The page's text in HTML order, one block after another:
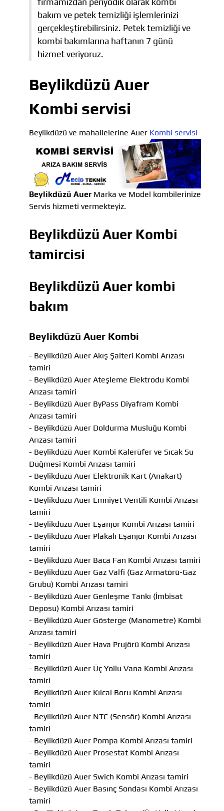
bakım ve petek temizliği işlemlerinizi
gerçekleştirebilirsiniz. Petek temizliği ve
kombi bakımlarına haftanın 7 günü
hizmet veriyoruz.
Beylikdüzü Auer
Kombi servisi
Beylikdüzü ve mahallelerine Auer Kombi servisi
Beylikdüzü AuerMarka ve Model kombilerinize
Servis hizmeti vermekteyiz.
Beylikdüzü Auer Kombi
tamircisi
Beylikdüzü Auer kombi
bakım
Beylikdüzü Auer Kombi
- Beylikdüzü Auer Akış Şalteri Kombi Arızası
tamiri
- Beylikdüzü Auer Ateşleme Elektrodu Kombi
Arızası tamiri
- Beylikdüzü Auer ByPass Diyafram Kombi
Arızası tamiri
- Beylikdüzü Auer Doldurma Musluğu Kombi
Arızası tamiri
- Beylikdüzü Auer Kombi Kalerüfer ve Sıcak Su
Düğmesi Kombi Arızası tamiri
- Beylikdüzü Auer Elektronik Kart (Anakart)
Kombi Arızası tamiri
- Beylikdüzü Auer Emniyet Ventili Kombi Arızası
tamiri
- Beylikdüzü Auer Eşanjör Kombi Arızası tamiri
- Beylikdüzü Auer Plakalı Eşanjör Kombi Arızası
tamiri
- Beylikdüzü Auer Baca Fan Kombi Arızası tamiri
- Beylikdüzü Auer Gaz Valfi (Gaz Armatörü-Gaz
Grubu) Kombi Arızası tamiri
- Beylikdüzü Auer Genleşme Tankı (İmbisat
Deposu) Kombi Arızası tamiri
- Beylikdüzü Auer Gösterge (Manometre) Kombi
Arızası tamiri
- Beylikdüzü Auer Hava Prujörü Kombi Arızası
tamiri
- Beylikdüzü Auer Üç Yollu Vana Kombi Arızası
tamiri
- Beylikdüzü Auer Kılcal Boru Kombi Arızası
tamiri
- Beylikdüzü Auer NTC (Sensör) Kombi Arızası
tamiri
- Beylikdüzü Auer Pompa Kombi Arızası tamiri
- Beylikdüzü Auer Prosestat Kombi Arızası
tamiri
- Beylikdüzü Auer Swich Kombi Arızası tamiri
- Beylikdüzü Auer Basınç Sondası Kombi Arızası
tamiri